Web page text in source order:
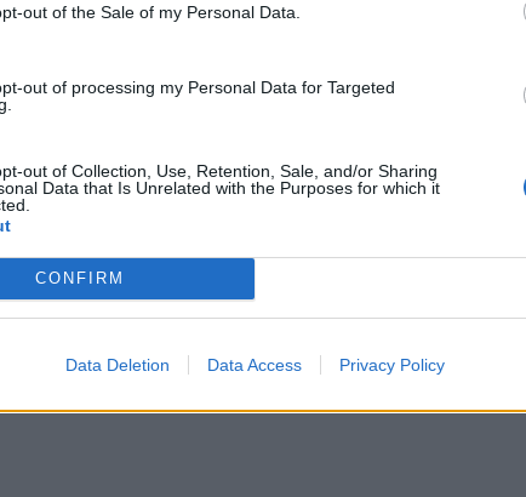
out of the Sale of my Personal Data.
out of processing my Personal Data for Targeted
out of Collection, Use, Retention, Sale, and/or Sharing
Data that Is Unrelated with the Purposes for which it
CONFIRM
Data Deletion Data Access Privacy Policy